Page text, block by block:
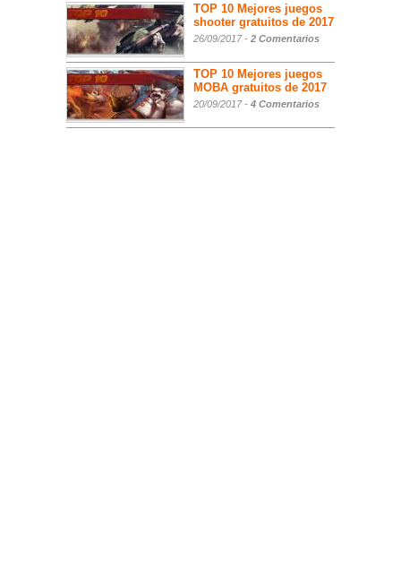
TOP 10 Mejores juegos
shooter gratuitos de 2017
26/09/2017 - 2 Comentarios
TOP 10 Mejores juegos
MOBA gratuitos de 2017
20/09/2017 - 4 Comentarios